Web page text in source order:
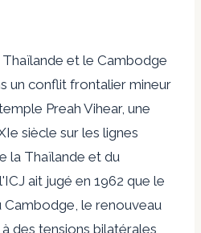
et le Cambodge
un conflit frontalier mineur
Preah Vihear, une
siècle sur les lignes
la Thaïlande et du
ait jugé en 1962 que le
le renouveau
des tensions bilatérales